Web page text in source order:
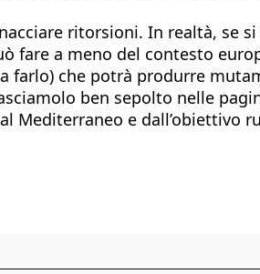
ritorsioni. In realtà, se
fare a meno del contesto
farlo) che potrà produrre
ben sepolto nelle
e dall’obiettivo